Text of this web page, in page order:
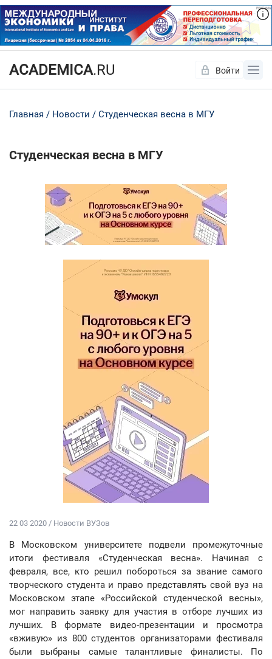
ACADEMICA.RU Войти
Главная Новости Студенческая весна в МГУ
Студенческая весна в МГУ
22 03 2020 / Новости ВУЗов
В Московском университете подвели промежуточные
итоги фестиваля «Студенческая весна». Начиная с
февраля, все, кто решил побороться за звание самого
творческого студента и право представлять свой вуз на
Московском этапе «Российской студенческой весны»,
мог направить заявку для участия в отборе лучших из
лучших. В формате видео-презентации и просмотра
«вживую» из 800 студентов организаторами фестиваля
были выбраны самые талантливые финалисты. По
Да Нет